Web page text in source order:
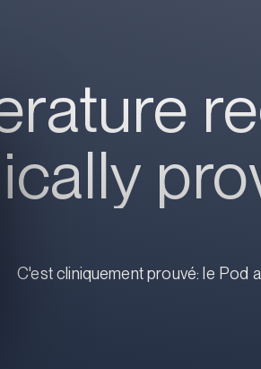
C'est cliniquement prouvé: le Pod